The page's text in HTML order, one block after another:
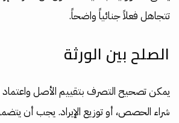
تتجاهل فعلاً جنائياً واضحاً.
الصلح بين الورثة
يمكن تصحيح التصرف بتقييم الأصل واعتماد
شراء الحصص، أو توزيع الإيراد. يجب أن